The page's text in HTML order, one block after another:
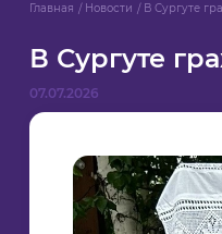
Главная Новости В Сургуте
В Сургуте
07.07.2026